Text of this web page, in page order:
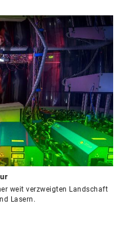
weit verzweigten Landschaft
Lasern.